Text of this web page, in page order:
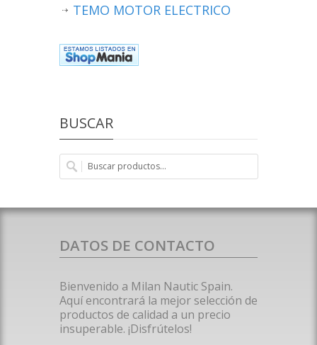
TEMO MOTOR ELECTRICO
BUSCAR
DATOS DE CONTACTO
Bienvenido a Milan Nautic Spain.
Aquí encontrará la mejor selección de
productos de calidad a un precio
insuperable. ¡Disfrútelos!